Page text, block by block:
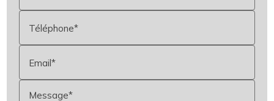
Téléphone*
Email*
Message*